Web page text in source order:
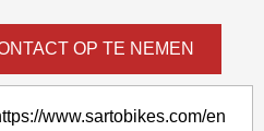
OP TE NEMEN
www.sartobikes.com/en